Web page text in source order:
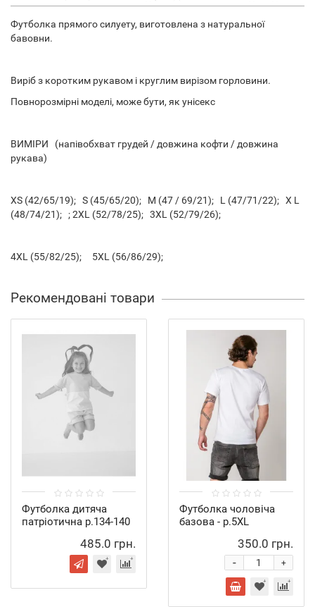
Футболка прямого силуету, виготовлена з натуральної
бавовни.
Виріб з коротким рукавом і круглим вирізом горловини.
Повнорозмірні моделі, може бути, як унісекс
ВИМІРИ (напівобхват грудей / довжина кофти / довжина
рукава)
XS (42/65/19); S (45/65/20); M (47 / 69/21); L (47/71/22); X L
(48/74/21); ; 2XL (52/78/25); 3XL (52/79/26);
4XL (55/82/25); 5XL (56/86/29);
Рекомендовані товари
Футболка дитяча
патріотична р.134-140
485.0 грн.
Футболка чоловіча
базова - р.5XL
350.0 грн.
+
-